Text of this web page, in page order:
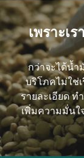
เพราะเ
กว่าจะได้น้
บริโภคไม่ใช่
รายละเอียด
เพิ่มความมั่น